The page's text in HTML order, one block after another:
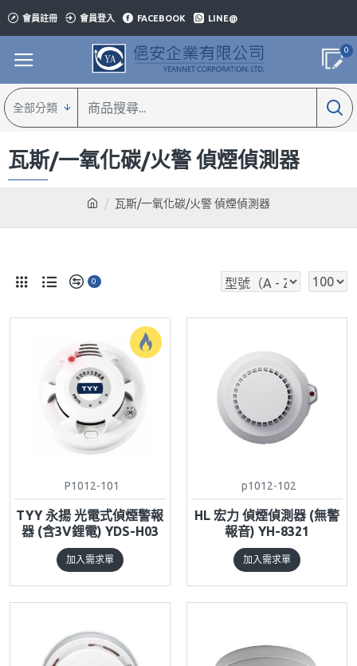
會員註冊 會員登入 FACEBOOK LINE@
0
全部分類
瓦斯/一氧化碳/火警 偵煙偵測器
瓦斯/一氧化碳/火警 偵煙偵測器
0
P1012-101
TYY 永揚 光電式偵煙警報
器 (含3V鋰電) YDS-H03
加入需求單
p1012-102
HL 宏力 偵煙偵測器 (無警
報音) YH-8321
加入需求單